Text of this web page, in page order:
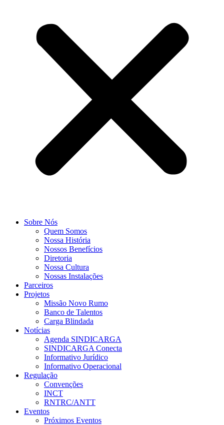
Sobre Nós
Quem Somos
Nossa História
Nossos Benefícios
Diretoria
Nossa Cultura
Nossas Instalações
Parceiros
Projetos
Missão Novo Rumo
Banco de Talentos
Carga Blindada
Notícias
Agenda SINDICARGA
SINDICARGA Conecta
Informativo Jurídico
Informativo Operacional
Regulação
Convenções
INCT
RNTRC/ANTT
Eventos
Próximos Eventos